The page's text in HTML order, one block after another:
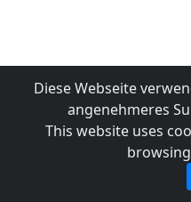
Diese Webseite
angenehmeres
This website uses